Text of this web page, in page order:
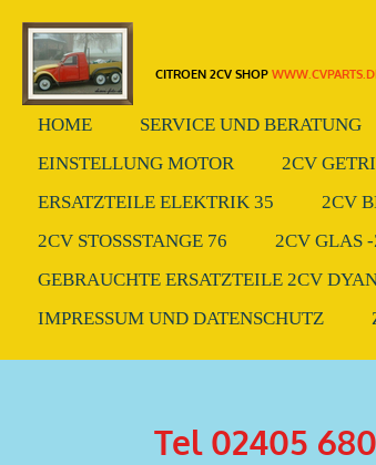
Zum
Hauptinhalt
springen
CITROEN 2CV SHOP
HOME SERVICE UND BERATUNG
EINSTELLUNG MOTOR
2CV
ERSATZTEILE ELEKTRIK 35
2CV
2CV STOSSSTANGE 76
2CV GLAS
GEBRAUCHTE ERSATZTEILE 2CV
IMPRESSUM UND DATENSCHUTZ
Tel 02405